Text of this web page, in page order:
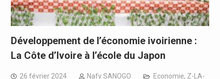
Développement de l’économie ivoirienne :
La Côte d’Ivoire à l’école du Japon
26 février 2024 Nafy SANOGO Economie, Z-LA-